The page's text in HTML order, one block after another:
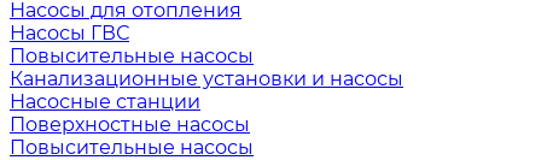
Насосы для отопления
Насосы ГВС
Повысительные насосы
Канализационные установки и насосы
Насосные станции
Поверхностные насосы
Повысительные насосы